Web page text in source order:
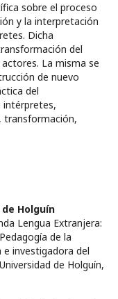
sobre el proceso
y la interpretación
Dicha
del
La misma se
de nuevo
del
intérpretes,
transformación,
Holguín
Lengua Extranjera:
de la
e investigadora del
de Holguín,